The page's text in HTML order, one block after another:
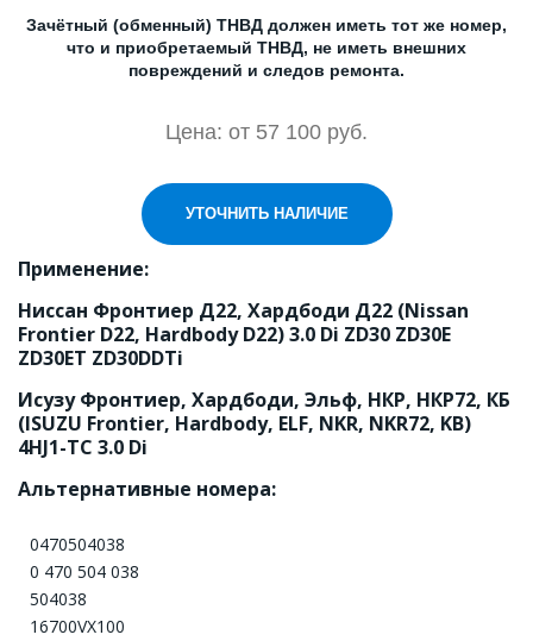
Зачётный (обменный) ТНВД должен иметь тот же номер,
что и приобретаемый ТНВД, не иметь внешних
повреждений и следов ремонта.
Цена: от 57 100 руб.
УТОЧНИТЬ НАЛИЧИЕ
Применение:
Ниссан Фронтиер Д22, Хардбоди Д22 (Nissan
Frontier D22, Hardbody D22) 3.0 Di ZD30 ZD30E
ZD30ET ZD30DDTi
Исузу Фронтиер, Хардбоди, Эльф, НКР, НКР72, КБ
(ISUZU Frontier, Hardbody, ELF, NKR, NKR72, KB)
4HJ1-TC 3.0 Di
Альтернативные номера:
0470504038
0 470 504 038
504038
16700VX100